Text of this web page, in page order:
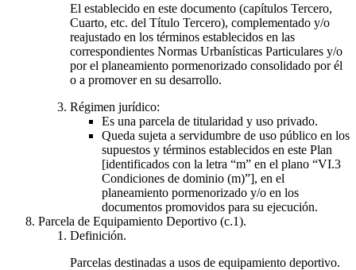
El establecido en este documento (capítulos Tercero,
Cuarto, etc. del Título Tercero), complementado y/o
reajustado en los términos establecidos en las
correspondientes Normas Urbanísticas Particulares y/o
por el planeamiento pormenorizado consolidado por él
o a promover en su desarrollo.
Régimen jurídico:
Es una parcela de titularidad y uso privado.
Queda sujeta a servidumbre de uso público en los
supuestos y términos establecidos en este Plan
[identificados con la letra “m” en el plano “VI.3
Condiciones de dominio (m)”], en el
planeamiento pormenorizado y/o en los
documentos promovidos para su ejecución.
Parcela de Equipamiento Deportivo (c.1).
Definición.
Parcelas destinadas a usos de equipamiento deportivo.